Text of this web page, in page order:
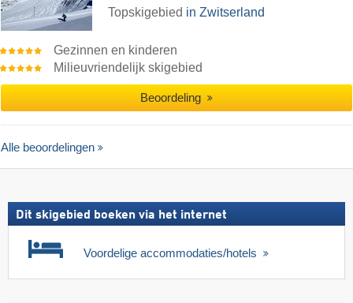
Topskigebied in Zwitserland
Gezinnen en kinderen
Milieuvriendelijk skigebied
Beoordeling
Alle beoordelingen
Dit skigebied boeken via het internet
Voordelige accommodaties/hotels